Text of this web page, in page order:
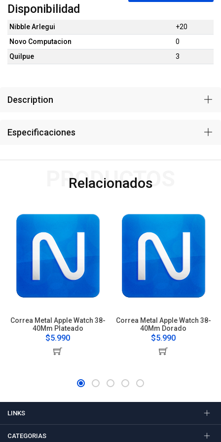
Disponibilidad
Nibble Arlegui
+20
Novo Computacion
0
Quilpue
3
Description
Especificaciones
Relacionados
PRODUCTOS
Correa Metal Apple Watch 38-
40Mm Plateado
$5.990
Correa Metal Apple Watch 38-
40Mm Dorado
$5.990
LINKS
CATEGORIAS